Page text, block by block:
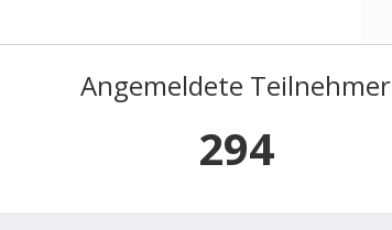
Angemeldete Teilnehmer
294